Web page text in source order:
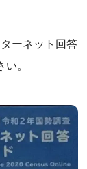
ーネット回答
。